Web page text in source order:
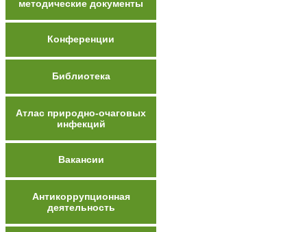
методические документы
Конференции
Библиотека
Атлас природно-очаговых
инфекций
Вакансии
Антикоррупционная
деятельность